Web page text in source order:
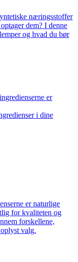
næringsstoffer
dem? I denne
og hvad du bør
er
i dine
er naturlige
for kvaliteten og
forskellene,
valg.